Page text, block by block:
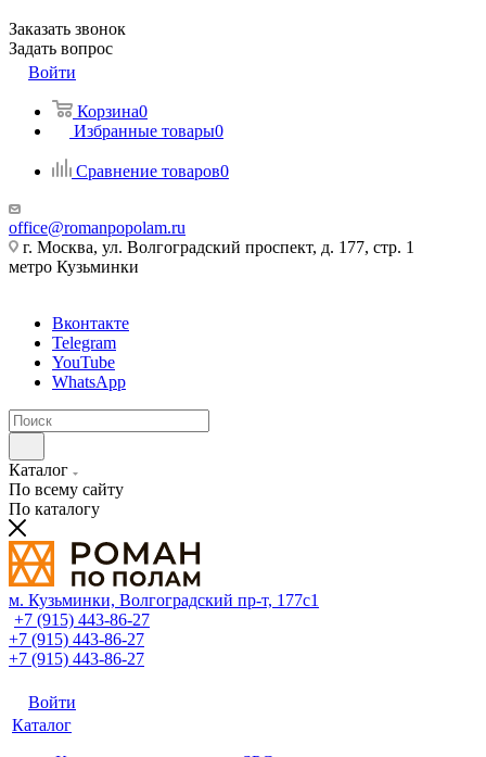
Заказать звонок
Задать вопрос
Войти
Корзина0
Избранные товары0
Сравнение товаров0
office@romanpopolam.ru
г. Москва, ул. Волгоградский проспект, д. 177, стр. 1
метро Кузьминки
Вконтакте
Telegram
YouTube
WhatsApp
Каталог
По всему сайту
По каталогу
м. Кузьминки, Волгоградский пр‑т, 177с1
+7 (915) 443-86-27
+7 (915) 443-86-27
+7 (915) 443-86-27
Войти
Каталог